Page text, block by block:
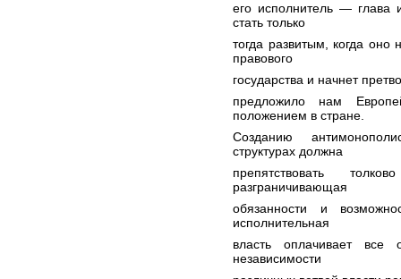
его исполнитель — глава
стать только
тогда развитым, когда
правового
государства и начнет
предложило нам
положением в стране.
Созданию
структурах должна
препятствовать
разграничивающая
обязанности и
исполнительная
власть оплачивает
независимости